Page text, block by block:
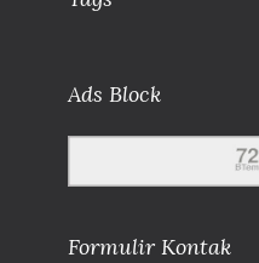
Ads Block
Formulir Kontak